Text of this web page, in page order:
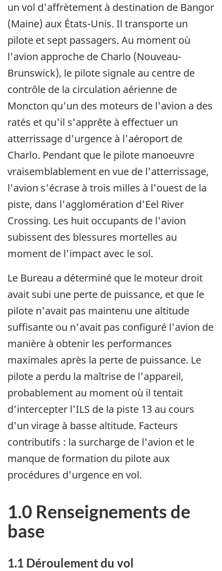
un vol d'affrètement à destination de Bangor
(Maine) aux États-Unis. Il transporte un
pilote et sept passagers. Au moment où
l'avion approche de Charlo (Nouveau-
Brunswick), le pilote signale au centre de
contrôle de la circulation aérienne de
Moncton qu'un des moteurs de l'avion a des
ratés et qu'il s'apprête à effectuer un
atterrissage d'urgence à l'aéroport de
Charlo. Pendant que le pilote manoeuvre
vraisemblablement en vue de l'atterrissage,
l'avion s'écrase à trois milles à l'ouest de la
piste, dans l'agglomération d'Eel River
Crossing. Les huit occupants de l'avion
subissent des blessures mortelles au
moment de l'impact avec le sol.
Le Bureau a déterminé que le moteur droit
avait subi une perte de puissance, et que le
pilote n'avait pas maintenu une altitude
suffisante ou n'avait pas configuré l'avion de
manière à obtenir les performances
maximales après la perte de puissance. Le
pilote a perdu la maîtrise de l'appareil,
probablement au moment où il tentait
d'intercepter l'ILS de la piste 13 au cours
d'un virage à basse altitude. Facteurs
contributifs : la surcharge de l'avion et le
manque de formation du pilote aux
procédures d'urgence en vol.
1.0 Renseignements de
base
1.1 Déroulement du vol